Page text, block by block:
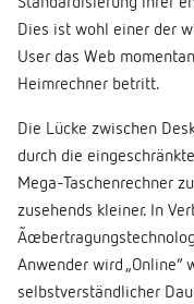
Dies ist wohl einer der
User das Web
Heimrechner betritt.
Die Lücke zwischen
durch die
Mega-Taschenrechner
zusehends kleiner. In
Anwender wird
selbstverständlicher